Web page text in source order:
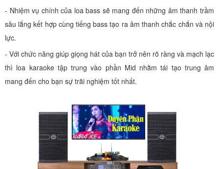
- Nhiệm vụ chính của loa bass sẽ mang đến những âm thanh trầm
sâu lắng kết hợp cùng tiếng bass tạo ra âm thanh chắc chắn và nội
lực.
- Với chức năng giúp giọng hát của bạn trở nên rõ ràng và mạch lạc
thì loa karaoke tập trung vào phần Mid nhằm tái tạo trung âm
mang đến cho bạn sự trãi nghiệm tốt nhất.